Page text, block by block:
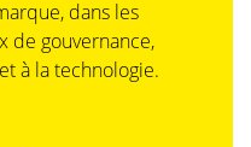
dans les
de gouvernance,
à la technologie.